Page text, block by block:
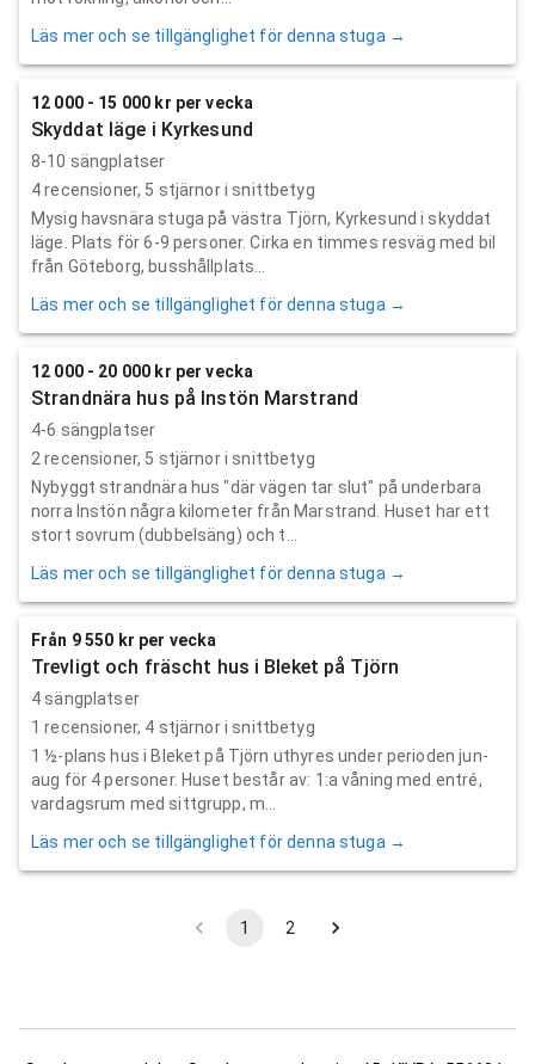
Läs mer och se tillgänglighet för denna stuga →
12 000 - 15 000 kr per vecka
Skyddat läge i Kyrkesund
8-10 sängplatser
4recensioner, 5 stjärnor i snittbetyg
Mysig havsnära stuga på västra Tjörn, Kyrkesund i skyddat
läge. Plats för 6-9 personer. Cirka en timmes resväg med bil
från Göteborg, busshållplats...
Läs mer och se tillgänglighet för denna stuga →
12 000 - 20 000 kr per vecka
Strandnära hus på Instön Marstrand
4-6 sängplatser
2 recensioner, 5 stjärnor i snittbetyg
Nybyggt strandnära hus "där vägen tar slut" på underbara
norra Instön några kilometer från Marstrand. Huset har ett
stort sovrum (dubbelsäng) och t...
Läs mer och se tillgänglighet för denna stuga →
Från 9 550 kr per vecka
Trevligt och fräscht hus i Bleket på Tjörn
4 sängplatser
1 recensioner, 4 stjärnor i snittbetyg
1 ½-plans hus i Bleket på Tjörn uthyres under perioden jun-
aug för 4 personer. Huset består av: 1:a våning med entré,
vardagsrum med sittgrupp, m...
Läs mer och se tillgänglighet för denna stuga →
1 2